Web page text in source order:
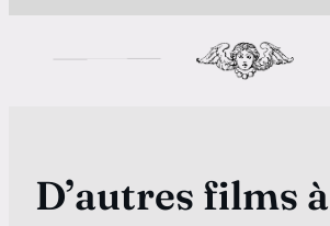
D’autres films à